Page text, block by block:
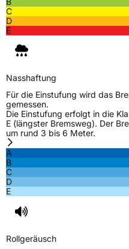
C
D
E
Nasshaftung
Für die Einstufung wird das
gemessen.
Die Einstufung erfolgt in die
E (längster Bremsweg). Der
um rund 3 bis 6 Meter.
A
B
C
D
E
Rollgeräusch